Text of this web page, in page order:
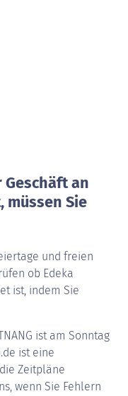
an
müssen Sie
und freien
ob Edeka
ist, indem Sie
ist am Sonntag
ist eine
Zeitpläne
wenn Sie Fehlern